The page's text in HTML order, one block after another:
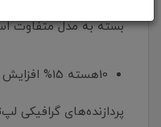
بسته به مدل متفاوت
10هسته 15% افزایش عملکرد*
پردازنده‌های گرافیکی